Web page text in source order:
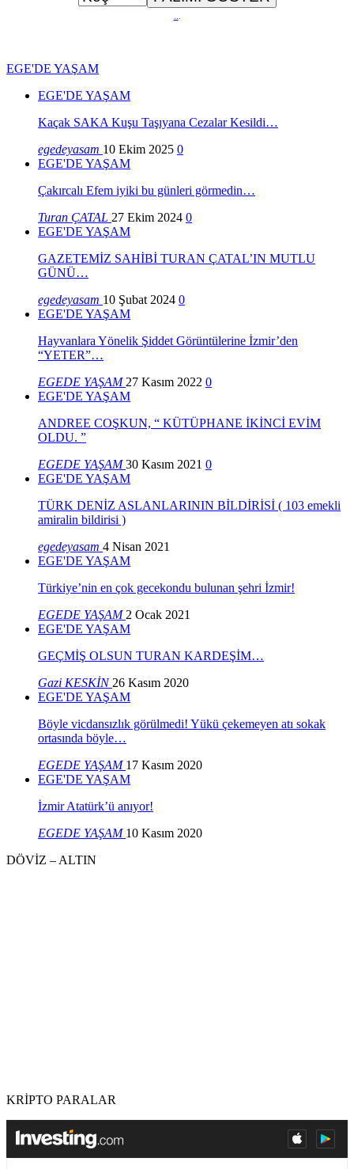
...
EGE'DE YAŞAM
EGE'DE YAŞAM
Kaçak SAKA Kuşu Taşıyana Cezalar Kesildi…
egedeyasam 10 Ekim 2025 0
EGE'DE YAŞAM
Çakırcalı Efem iyiki bu günleri görmedin…
Turan ÇATAL 27 Ekim 2024 0
EGE'DE YAŞAM
GAZETEMİZ SAHİBİ TURAN ÇATAL’IN MUTLU
GÜNÜ…
egedeyasam 10 Şubat 2024 0
EGE'DE YAŞAM
Hayvanlara Yönelik Şiddet Görüntülerine İzmir’den
“YETER”…
EGEDE YAŞAM 27 Kasım 2022 0
EGE'DE YAŞAM
ANDREE COŞKUN, “ KÜTÜPHANE İKİNCİ EVİM
OLDU. ”
EGEDE YAŞAM30 Kasım 2021 0
EGE'DE YAŞAM
TÜRK DENİZ ASLANLARININ BİLDİRİSİ ( 103 emekli
amiralin bildirisi )
egedeyasam 4 Nisan 2021
EGE'DE YAŞAM
Türkiye’nin en çok gecekondu bulunan şehri İzmir!
EGEDE YAŞAM 2 Ocak 2021
EGE'DE YAŞAM
GEÇMİŞ OLSUN TURAN KARDEŞİM…
Gazi KESKİN 26 Kasım 2020
EGE'DE YAŞAM
Böyle vicdansızlık görülmedi! Yükü çekemeyen atı sokak
ortasında böyle…
EGEDE YAŞAM 17 Kasım 2020
EGE'DE YAŞAM
İzmir Atatürk’ü anıyor!
EGEDE YAŞAM 10 Kasım 2020
DÖVİZ – ALTIN
KRİPTO PARALAR